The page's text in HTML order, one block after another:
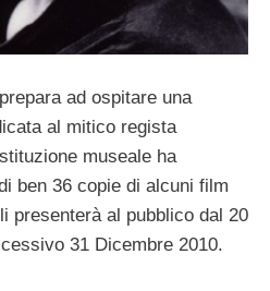
ad ospitare una
al mitico regista
museale ha
ben 36 copie di alcuni film
presenterà al pubblico dal 20
31 Dicembre 2010.